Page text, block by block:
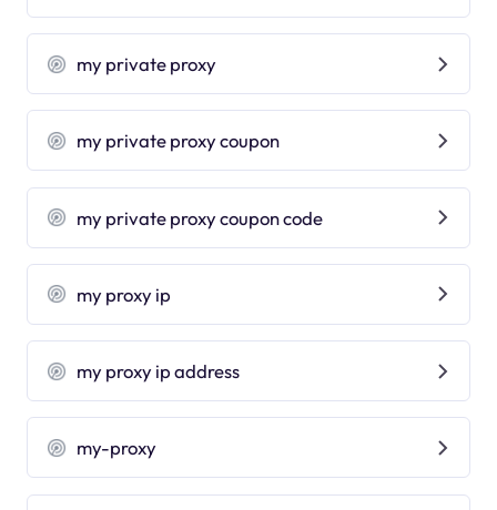
my private proxy
my private proxy coupon
my private proxy coupon code
my proxy ip
my proxy ip address
my-proxy